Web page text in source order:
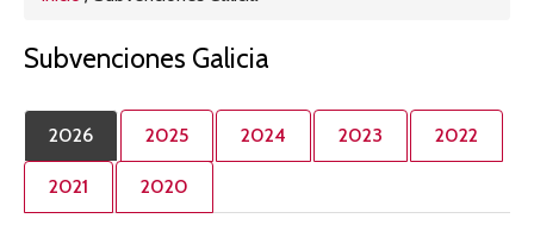
Subvenciones Galicia
2026 2025 2024 2023 2022
2021 2020